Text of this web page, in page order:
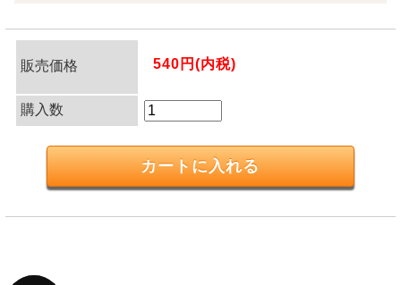
販売価格 540円(内税)
購入数